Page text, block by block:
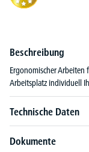
Beschreibung
Ergonomischer Arbeiten
Arbeitsplatz individuell
Technische Daten
Dokumente